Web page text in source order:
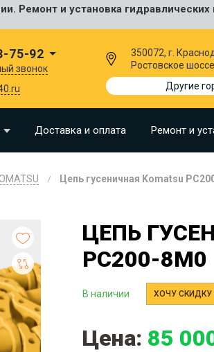
Ремонт и установка
75-92
звонок
350072, г.
Ростовское
Другие
Доставка и оплата Ремонт и
Цепь гусеничная Komatsu
ЦЕПЬ
PC200-8M0
В наличии ХОЧУ СКИДКУ
Цена: 85